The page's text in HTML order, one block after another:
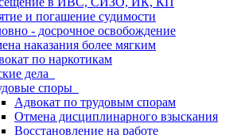
и погашение судимости
- досрочное освобождение
наказания более мягким
по наркотикам
дела
споры
Адвокат по трудовым спорам
Отмена дисциплинарного взыскания
Восстановление на работе